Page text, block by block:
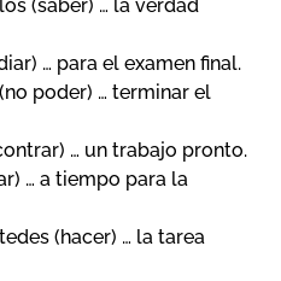
(saber) … la verdad
… para el examen final.
poder) … terminar el
… un trabajo pronto.
… a tiempo para la
(hacer) … la tarea